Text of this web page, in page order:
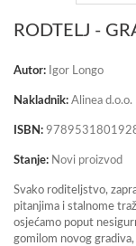
RODTELJ -
Autor: Igor Longo
Nakladnik: Alinea d.o.o.
ISBN:
Stanje: Novi proizvod
Svako roditeljstvo,
pitanjima i stalnome
osjećamo poput
gomilom novog